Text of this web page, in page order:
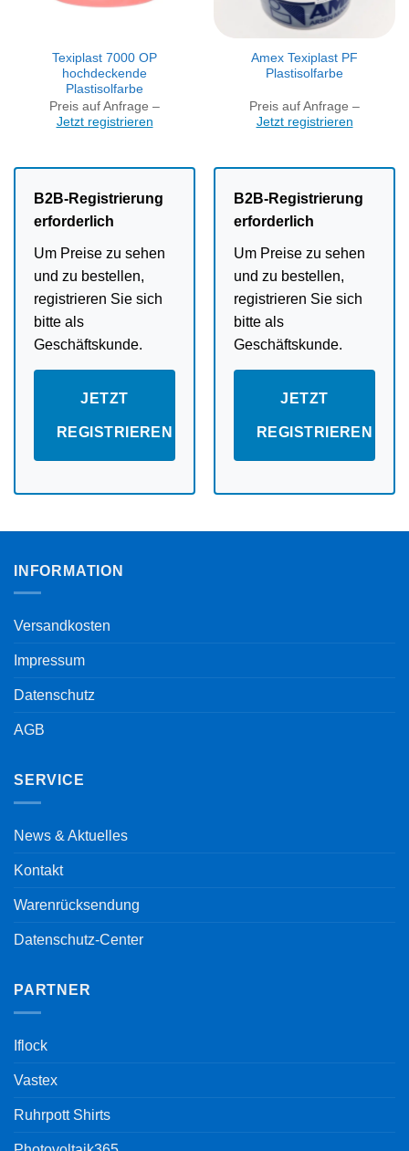
Texiplast 7000 OP
hochdeckende
Plastisolfarbe
Preis auf Anfrage –
Jetzt registrieren
B2B-Registrierung
erforderlich
Um Preise zu sehen
und zu bestellen,
registrieren Sie sich
bitte als
Geschäftskunde.
JETZT
REGISTRIEREN
Amex Texiplast PF
Plastisolfarbe
Preis auf Anfrage –
Jetzt registrieren
B2B-Registrierung
erforderlich
Um Preise zu sehen
und zu bestellen,
registrieren Sie sich
bitte als
Geschäftskunde.
JETZT
REGISTRIEREN
INFORMATION
Versandkosten
Impressum
Datenschutz
AGB
SERVICE
News & Aktuelles
Kontakt
Warenrücksendung
Datenschutz-Center
PARTNER
Iflock
Vastex
Ruhrpott Shirts